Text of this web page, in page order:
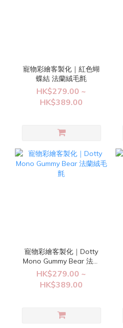
寵物彩繪客製化｜紅色蝴
蝶結 法蘭絨毛氈
HK$279.00 ~
HK$389.00
寵物彩繪客製化｜Dotty
Mono Gummy Bear 法蘭
絨毛氈
HK$279.00 ~
HK$389.00